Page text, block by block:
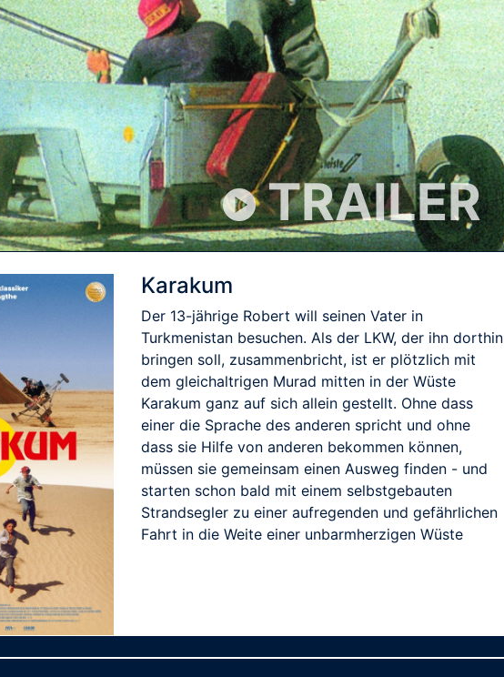
TRAILER
Karakum
Der 13-jährige Robert will seinen Vater in
Turkmenistan besuchen. Als der LKW, der ihn dorthin
bringen soll, zusammenbricht, ist er plötzlich mit
dem gleichaltrigen Murad mitten in der Wüste
Karakum ganz auf sich allein gestellt. Ohne dass
einer die Sprache des anderen spricht und ohne
dass sie Hilfe von anderen bekommen können,
müssen sie gemeinsam einen Ausweg finden - und
starten schon bald mit einem selbstgebauten
Strandsegler zu einer aufregenden und gefährlichen
Fahrt in die Weite einer unbarmherzigen Wüste